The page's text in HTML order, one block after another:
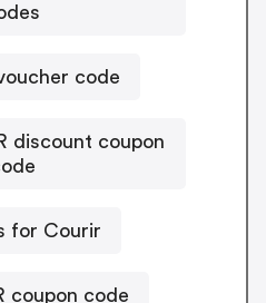
code
discount coupon
for Courir
coupon code